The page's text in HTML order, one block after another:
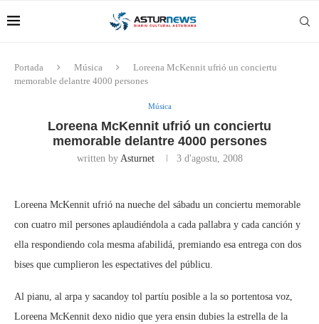
Portada Música
Loreena McKennit ufrió un conciertu
memorable delantre 4000 persones
Música
Loreena McKennit ufrió un conciertu
memorable delantre 4000 persones
written by Asturnet 3 d'agostu, 2008
Loreena McKennit ufrió na nueche del sábadu un conciertu memorable
con cuatro mil persones aplaudiéndola a cada pallabra y cada canción y
ella respondiendo cola mesma afabilidá, premiando esa entrega con dos
bises que cumplieron les espectatives del públicu.
Al pianu, al arpa y sacandoy tol partíu posible a la so portentosa voz,
Loreena McKennit dexo nidio que yera ensin dubies la estrella de la